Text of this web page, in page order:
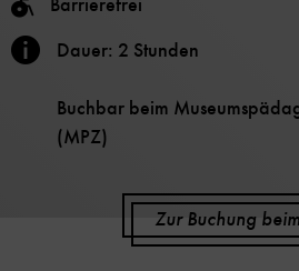
Dauer: 2 Stunden
Buchbar beim
(MPZ)
Zur Buchung